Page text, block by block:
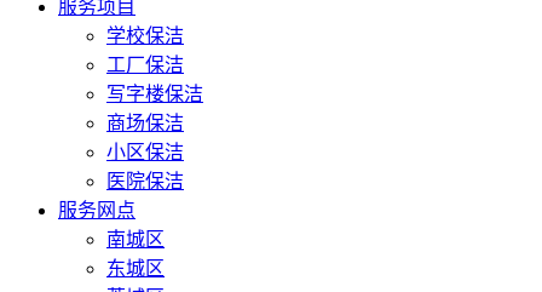
服务项目
学校保洁
工厂保洁
写字楼保洁
商场保洁
小区保洁
医院保洁
服务网点
南城区
东城区